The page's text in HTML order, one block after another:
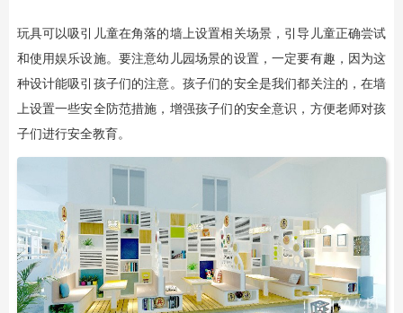
玩具可以吸引儿童在角落的墙上设置相关场景，引导儿童正确尝试
和使用娱乐设施。要注意幼儿园场景的设置，一定要有趣，因为这
种设计能吸引孩子们的注意。孩子们的安全是我们都关注的，在墙
上设置一些安全防范措施，增强孩子们的安全意识，方便老师对孩
子们进行安全教育。